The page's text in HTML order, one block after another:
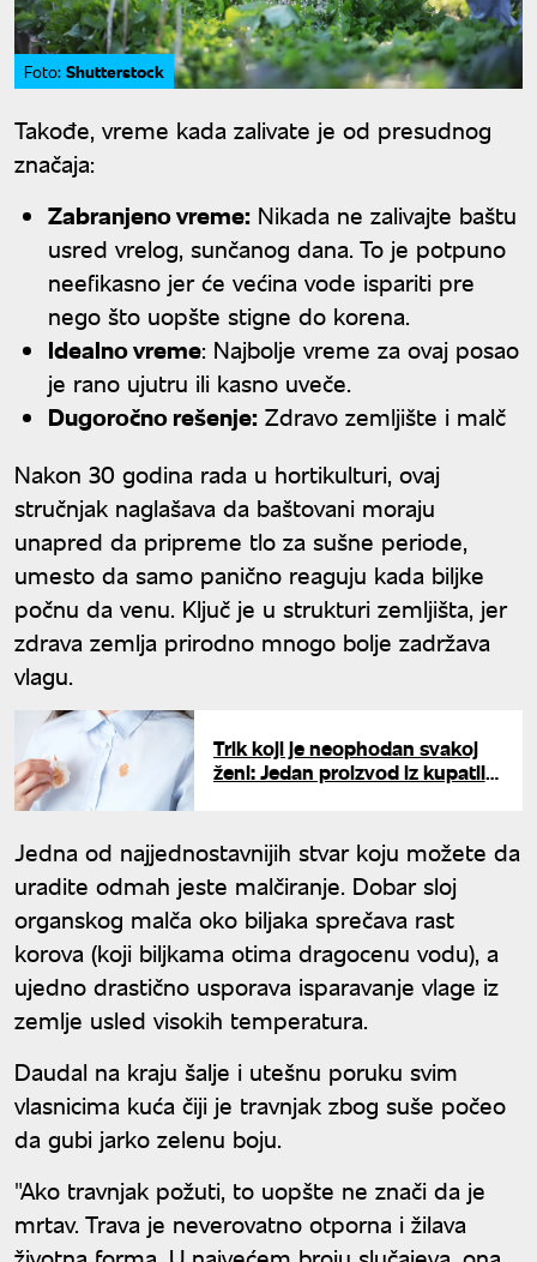
Foto: Shutterstock
Takođe, vreme kada zalivate je od presudnog
značaja:
Zabranjeno vreme: Nikada ne zalivajte baštu
usred vrelog, sunčanog dana. To je potpuno
neefikasno jer će većina vode ispariti pre
nego što uopšte stigne do korena.
Idealno vreme: Najbolje vreme za ovaj posao
je rano ujutru ili kasno uveče.
Dugoročno rešenje: Zdravo zemljište i malč
Nakon 30 godina rada u hortikulturi, ovaj
stručnjak naglašava da baštovani moraju
unapred da pripreme tlo za sušne periode,
umesto da samo panično reaguju kada biljke
počnu da venu. Ključ je u strukturi zemljišta, jer
zdrava zemlja prirodno mnogo bolje zadržava
vlagu.
Trik koji je neophodan svakoj
ženi: Jedan proizvod iz kupatila
Jedna od najjednostavnijih stvar koju možete da
uradite odmah jeste malčiranje. Dobar sloj
organskog malča oko biljaka sprečava rast
korova (koji biljkama otima dragocenu vodu), a
ujedno drastično usporava isparavanje vlage iz
zemlje usled visokih temperatura.
Daudal na kraju šalje i utešnu poruku svim
vlasnicima kuća čiji je travnjak zbog suše počeo
da gubi jarko zelenu boju.
"Ako travnjak požuti, to uopšte ne znači da je
mrtav. Trava je neverovatno otporna i žilava